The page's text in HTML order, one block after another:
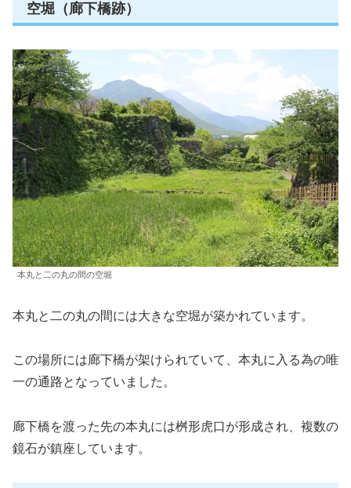
空堀（廊下橋跡）
本丸と二の丸の間の空堀
本丸と二の丸の間には大きな空堀が築かれています。
この場所には廊下橋が架けられていて、本丸に入る為の唯
一の通路となっていました。
廊下橋を渡った先の本丸には桝形虎口が形成され、複数の
鏡石が鎮座しています。